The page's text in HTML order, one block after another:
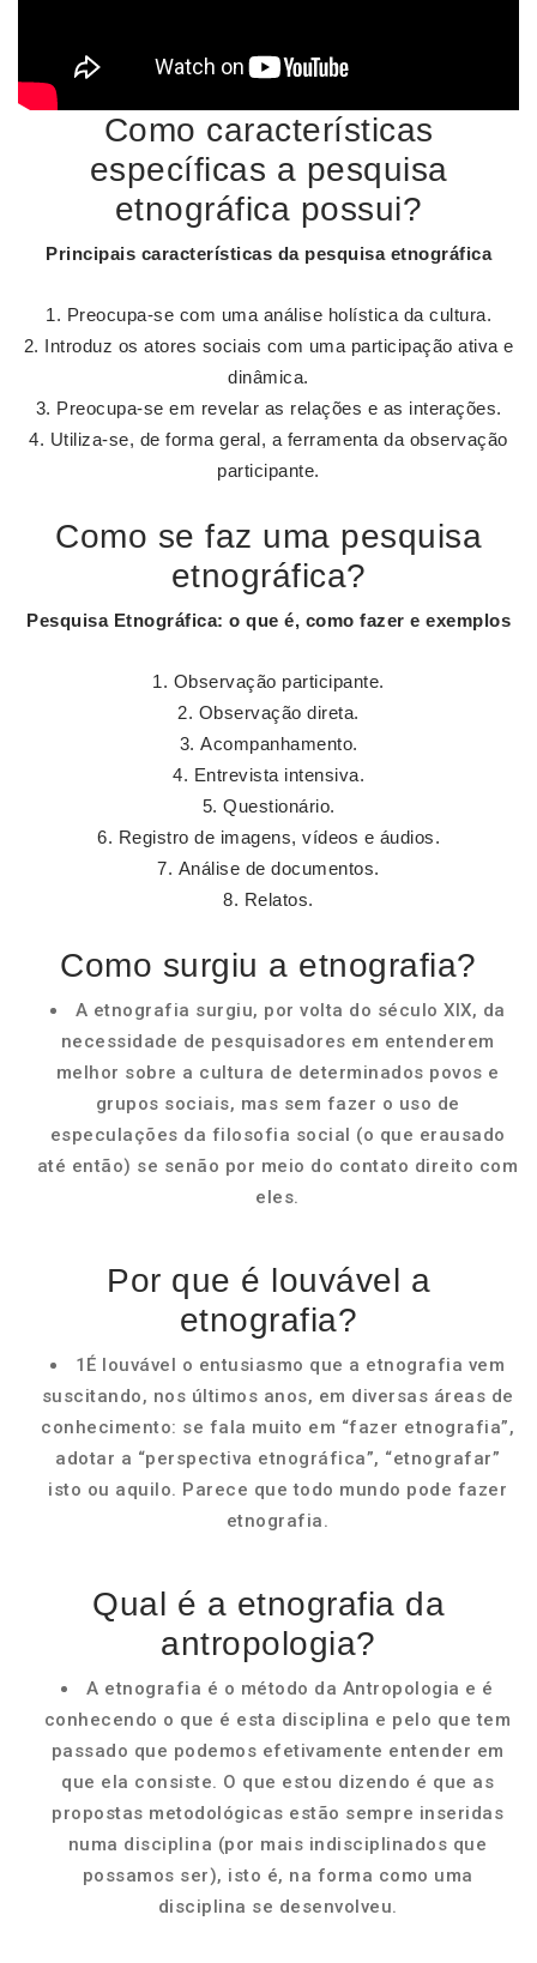
Como características
específicas a pesquisa
etnográfica possui?
Principais características da pesquisa etnográfica
Preocupa-se com uma análise holística da cultura.
Introduz os atores sociais com uma participação ativa e
dinâmica.
Preocupa-se em revelar as relações e as interações.
Utiliza-se, de forma geral, a ferramenta da observação
participante.
Como se faz uma pesquisa
etnográfica?
Pesquisa Etnográfica: o que é, como fazer e exemplos
Observação participante.
Observação direta.
Acompanhamento.
Entrevista intensiva.
Questionário.
Registro de imagens, vídeos e áudios.
Análise de documentos.
Relatos.
Como surgiu a etnografia?
A etnografia surgiu, por volta do século XIX, da
necessidade de pesquisadores em entenderem
melhor sobre a cultura de determinados povos e
grupos sociais, mas sem fazer o uso de
especulações da filosofia social (o que erausado
até então) se senão por meio do contato direito com
eles.
Por que é louvável a
etnografia?
1É louvável o entusiasmo que a etnografia vem
suscitando, nos últimos anos, em diversas áreas de
conhecimento: se fala muito em “fazer etnografia”,
adotar a “perspectiva etnográfica”, “etnografar”
isto ou aquilo. Parece que todo mundo pode fazer
etnografia.
Qual é a etnografia da
antropologia?
A etnografia é o método da Antropologia e é
conhecendo o que é esta disciplina e pelo que tem
passado que podemos efetivamente entender em
que ela consiste. O que estou dizendo é que as
propostas metodológicas estão sempre inseridas
numa disciplina (por mais indisciplinados que
possamos ser), isto é, na forma como uma
disciplina se desenvolveu.